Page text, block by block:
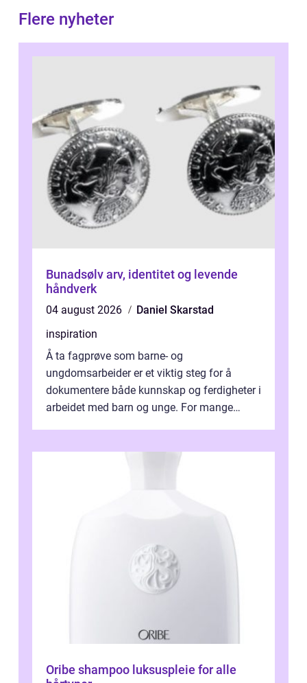
Flere nyheter
Bunadsølv arv, identitet og levende
håndverk
04 august 2026
Daniel Skarstad
inspiration
Å ta fagprøve som barne- og
ungdomsarbeider er et viktig steg for å
dokumentere både kunnskap og ferdigheter i
arbeidet med barn og unge. For mange
Oribe shampoo luksuspleie for alle